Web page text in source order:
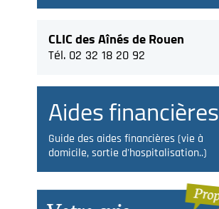
CLIC des Aînés de Rouen
Tél. 02 32 18 20 92
Aides financières
Guide des aides financières (vie à
domicile, sortie d'hospitalisation..)